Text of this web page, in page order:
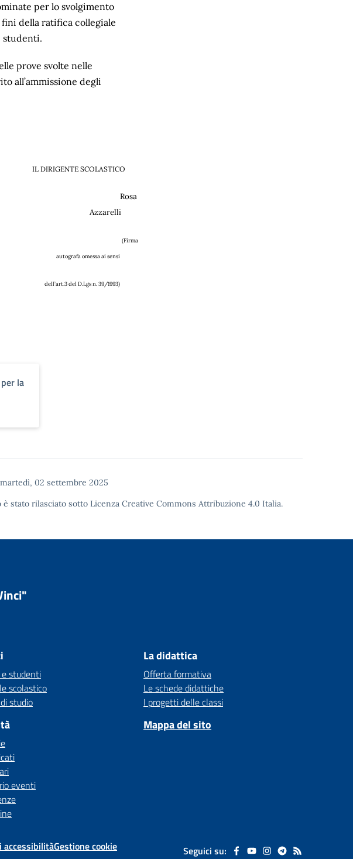
per lo svolgimento
della ratifica collegiale
studenti.
prove svolte nelle
all’ammissione degli
IL DIRIGENTE SCOLASTICO
Rosa
Azzarelli
(Firma
autografa omessa ai sensi
39/1993)
la
martedì, 02 settembre 2025
è stato rilasciato sotto Licenza Creative Commons Attribuzione 4.0 Italia.
e studenti
scolastico
studio
eventi
La didattica
Offerta formativa
Le schede didattiche
I progetti delle classi
Mappa del sito
accessibilitàGestione cookie Seguici su: